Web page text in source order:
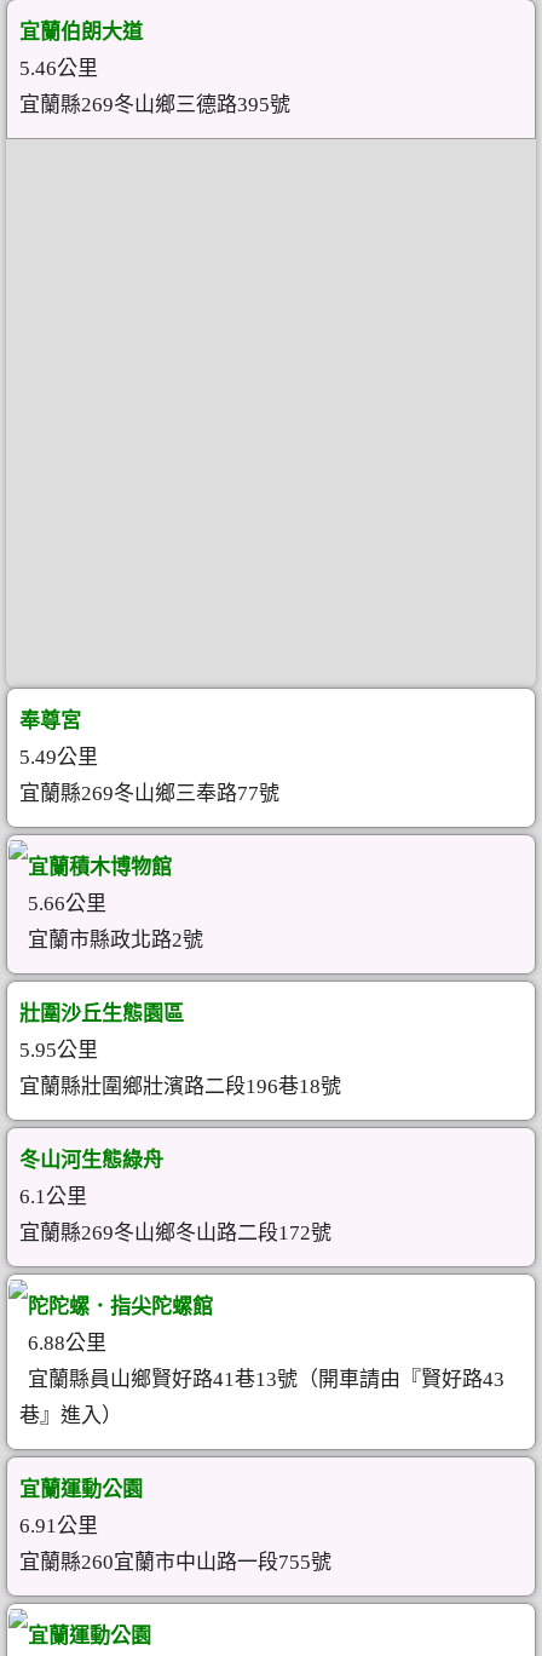
宜蘭伯朗大道
5.46公里
宜蘭縣269冬山鄉三德路395號
奉尊宮
5.49公里
宜蘭縣269冬山鄉三奉路77號
宜蘭積木博物館
5.66公里
宜蘭市縣政北路2號
壯圍沙丘生態園區
5.95公里
宜蘭縣壯圍鄉壯濱路二段196巷18號
冬山河生態綠舟
6.1公里
宜蘭縣269冬山鄉冬山路二段172號
陀陀螺．指尖陀螺館
6.88公里
宜蘭縣員山鄉賢好路41巷13號（開車請由『賢好路43
巷』進入）
宜蘭運動公園
6.91公里
宜蘭縣260宜蘭市中山路一段755號
宜蘭運動公園